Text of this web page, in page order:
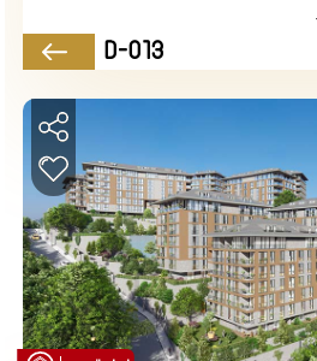
تبدأ الأسعار في هذا المشروع من 350000 ألف دولار
والمولات في منطقة اسكودار
D-013